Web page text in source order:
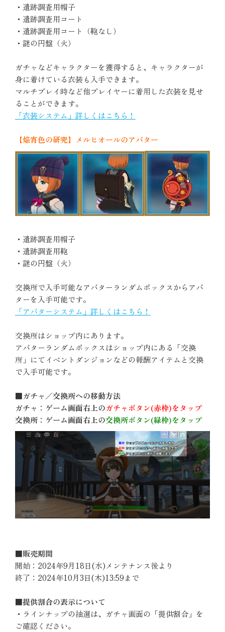
・遺跡調査用帽子
・遺跡調査用コート
・遺跡調査用コート（鞄なし）
・謎の円盤（火）
ガチャなどキャラクターを獲得すると、キャラクターが
身に着けている衣装も入手できます。
マルチプレイ時など他プレイヤーに着用した衣装を見せ
ることができます。
「衣装システム」詳しくはこちら！
【焔宵色の研究】メルヒオールのアバター
・遺跡調査用帽子
・遺跡調査用鞄
・謎の円盤（火）
交換所で入手可能なアバターランダムボックスからアバ
ターを入手可能です。
「アバターシステム」詳しくはこちら！
交換所はショップ内にあります。
アバターランダムボックスはショップ内にある「交換
所」にてイベントダンジョンなどの報酬アイテムと交換
で入手可能です。
■ガチャ／交換所への移動方法
ガチャ：ゲーム画面右上のガチャボタン(赤枠)をタップ
交換所：ゲーム画面右上の交換所ボタン(緑枠)をタップ
■販売期間
開始：2024年9月18日(水)メンテナンス後より
終了：2024年10月3日(木)13:59まで
■提供割合の表示について
・ラインナップの抽選は、ガチャ画面の「提供割合」を
ご確認ください。